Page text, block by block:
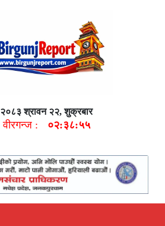
२०८३ श्रावन २२, शुक्रबार
वीरगन्ज : ०२:३८:५६